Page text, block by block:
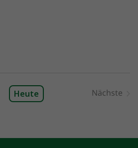
Heute
Nächste